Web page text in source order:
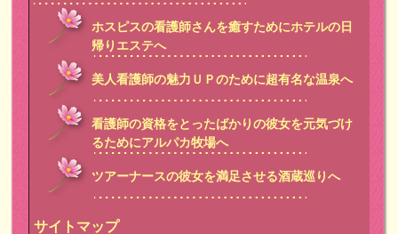
ホスピスの看護師さんを癒すためにホテルの日
帰りエステへ
美人看護師の魅力ＵＰのために超有名な温泉へ
看護師の資格をとったばかりの彼女を元気づけ
るためにアルパカ牧場へ
ツアーナースの彼女を満足させる酒蔵巡りへ
サイトマップ